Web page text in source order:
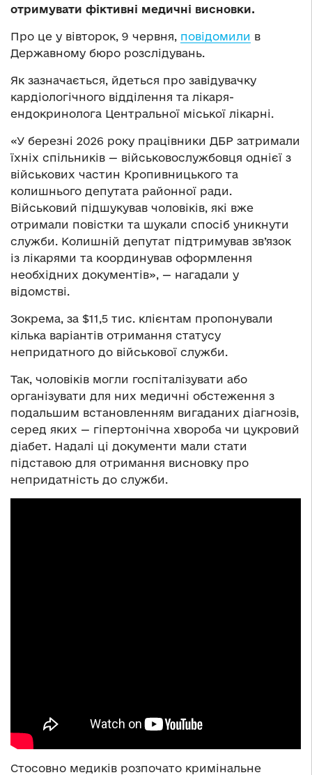
отримувати фіктивні медичні висновки.
Про це у вівторок, 9 червня, повідомили в
Державному бюро розслідувань.
Як зазначається, йдеться про завідувачку
кардіологічного відділення та лікаря-
ендокринолога Центральної міської лікарні.
«У березні 2026 року працівники ДБР затримали
їхніх спільників — військовослужбовця однієї з
військових частин Кропивницького та
колишнього депутата районної ради.
Військовий підшукував чоловіків, які вже
отримали повістки та шукали спосіб уникнути
служби. Колишній депутат підтримував зв’язок
із лікарями та координував оформлення
необхідних документів», — нагадали у
відомстві.
Зокрема, за $11,5 тис. клієнтам пропонували
кілька варіантів отримання статусу
непридатного до військової служби.
Так, чоловіків могли госпіталізувати або
організувати для них медичні обстеження з
подальшим встановленням вигаданих діагнозів,
серед яких — гіпертонічна хвороба чи цукровий
діабет. Надалі ці документи мали стати
підставою для отримання висновку про
непридатність до служби.
Стосовно медиків розпочато кримінальне